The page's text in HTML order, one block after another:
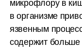
в организме
язвенным
содержит больше